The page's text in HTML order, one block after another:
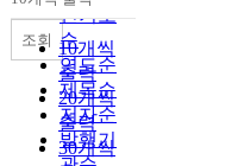
인기도
순
연도순
제목순
저자순
발행기
내림차순
10개씩
출력
20개씩
출력
30개씩
조회